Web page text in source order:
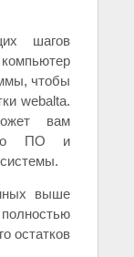
шагов
чтобы
webalta.
вам
ПО и
выше
остатков